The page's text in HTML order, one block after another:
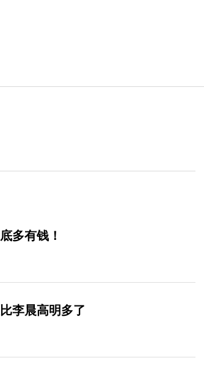
多有钱！
李晨高明多了